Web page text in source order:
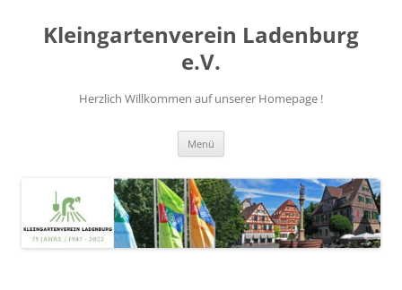
springen
Kleingartenverein Ladenburg
e.V.
Herzlich Willkommen auf unserer Homepage !
Menü